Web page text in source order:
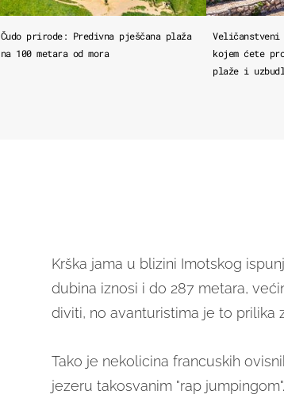
Čudo prirode: Predivna pješčana plaža
na 100 metara od mora
Veličanstveni
kojem ćete
plaže i
Krška jama u blizini Imotskog
dubina iznosi i do 287 metara,
diviti, no avanturistima je to prilika
Tako je nekolicina francuskih
jezeru takosvanim "rap jumpingom".